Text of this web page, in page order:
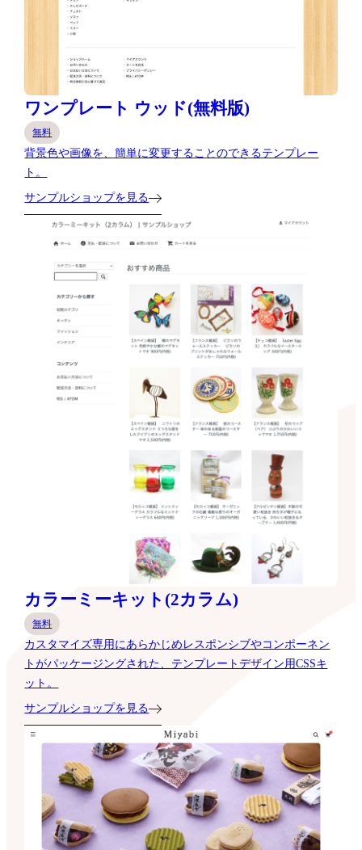
ワンプレート ウッド(無料版)
無料
背景色や画像を、簡単に変更することのできるテンプレー
ト。
サンプルショップを見る
カラーミーキット(2カラム)
無料
カスタマイズ専用にあらかじめレスポンシブやコンポーネン
トがパッケージングされた、テンプレートデザイン用CSSキ
ット。
サンプルショップを見る